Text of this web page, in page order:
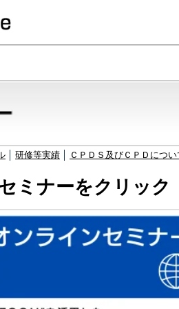
研修等実績 ＣＰＤＳ及びＣＰＤにつ
ミナーをクリック